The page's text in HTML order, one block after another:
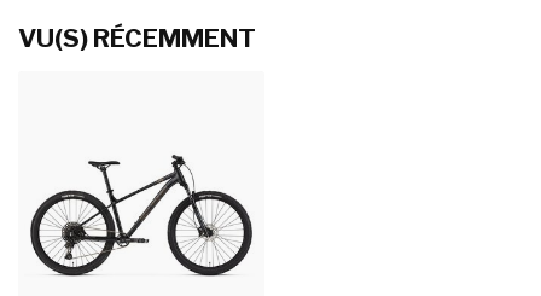
VU(S) RÉCEMMENT